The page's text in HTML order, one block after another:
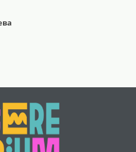
и озвучиваются
по теме можно включить
ВОВ.